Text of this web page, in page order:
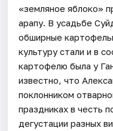
«земляное яблоко»
арапу. В усадьбе
обширные
культуру стали и в
картофелю была у
известно, что
поклонником
праздниках в честь
дегустации разных